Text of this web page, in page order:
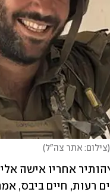
(צילום: אתר צה"ל)